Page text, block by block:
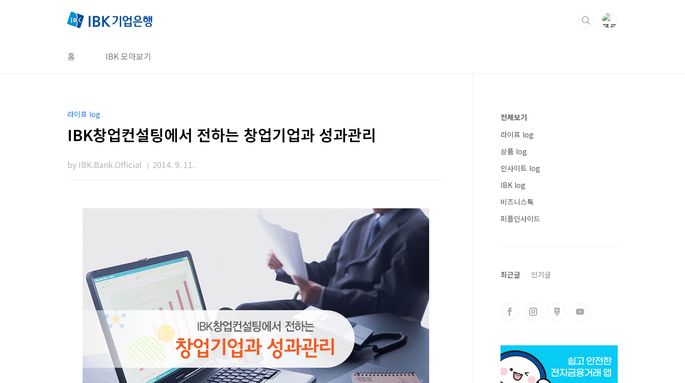
홈 IBK 모아보기
라이프 log
IBK창업컨설팅에서 전하는 창업기업과 성과관리
by IBK.Bank.Official 2014. 9. 11.
전체보기
라이프 log
상품 log
인사이트 log
IBK log
비즈니스톡
피플인사이드
최근글 인기글